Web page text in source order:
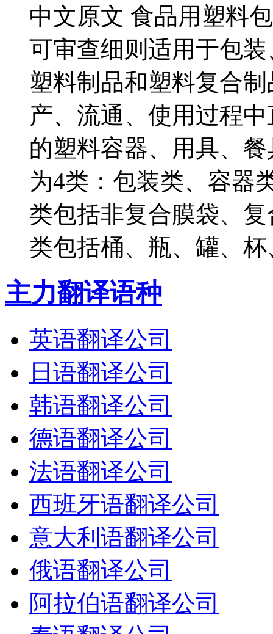
中文原文 食品用塑料
可审查细则适用于包
塑料制品和塑料复合
产、流通、使用过程
的塑料容器、用具、
为4类：包装类、容器
类包括非复合膜袋、
类包括桶、瓶、罐、
主力翻译语种
英语翻译公司
日语翻译公司
韩语翻译公司
德语翻译公司
法语翻译公司
西班牙语翻译公司
意大利语翻译公司
俄语翻译公司
阿拉伯语翻译公司